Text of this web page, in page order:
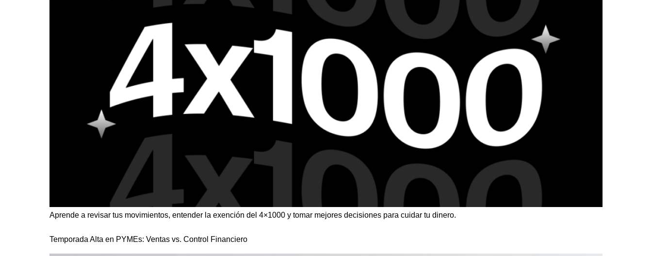
Aprende a revisar tus movimientos, entender la exención del 4×1000 y tomar mejores decisiones para cuidar tu dinero.
Temporada Alta en PYMEs: Ventas vs. Control Financiero